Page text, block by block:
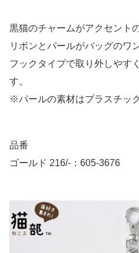
黒猫のチャームがアクセント
リボンとパールがバッグのワ
フックタイプで取り外しやす
す。
※パールの素材はプラスチック
品番
ゴールド 216/-：605-3676